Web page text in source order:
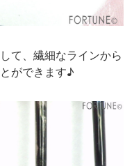
て、繊細なラインから
ができます♪